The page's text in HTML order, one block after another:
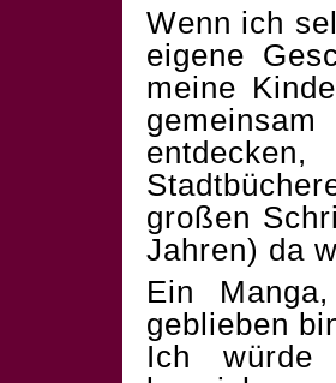
Wenn ich
eigene
meine
großen
Jahren) da
Ein
geblieben
Ich